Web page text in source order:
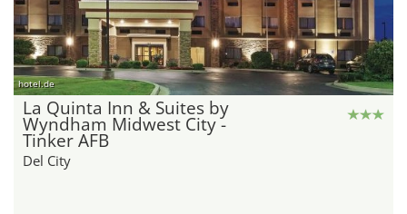
hotel.de
La Quinta Inn & Suites by
Wyndham Midwest City -
Tinker AFB
Del City